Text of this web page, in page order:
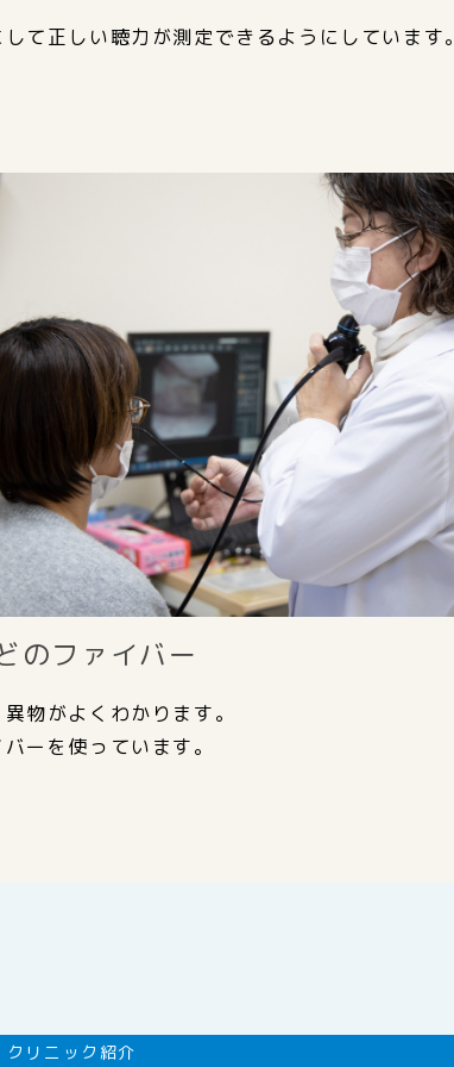
て正しい聴力が測定できるようにしています。
のファイバー
物がよくわかります。
ーを使っています。
クリニック紹介